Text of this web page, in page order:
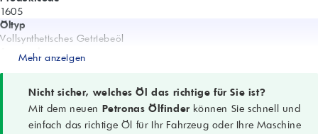
1605
Öltyp
Vollsynthetisches Getriebeöl
Anwendung
Manuelle Getriebe
API-Spezifikation
Mehr anzeigen
Nicht sicher, welches Öl das richtige für Sie ist?
Mit dem neuen Petronas Ölfinder können Sie schnell und
einfach das richtige Öl für Ihr Fahrzeug oder Ihre Maschine